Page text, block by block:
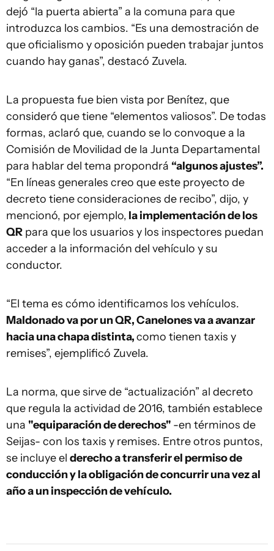
dejó “la puerta abierta” a la comuna para que
introduzca los cambios. “Es una demostración de
que oficialismo y oposición pueden trabajar juntos
cuando hay ganas”, destacó Zuvela.
La propuesta fue bien vista por Benítez, que
consideró que tiene “elementos valiosos”. De todas
formas, aclaró que, cuando se lo convoque a la
Comisión de Movilidad de la Junta Departamental
para hablar del tema propondrá “algunos ajustes”.
“En líneas generales creo que este proyecto de
decreto tiene consideraciones de recibo”, dijo, y
mencionó, por ejemplo, la implementación de los
QR para que los usuarios y los inspectores puedan
acceder a la información del vehículo y su
conductor.
“El tema es cómo identificamos los vehículos.
Maldonado va por un QR, Canelones va a avanzar
hacia una chapa distinta,como tienen taxis y
remises”, ejemplificó Zuvela.
La norma, que sirve de “actualización” al decreto
que regula la actividad de 2016, también establece
una "equiparación de derechos" -en términos de
Seijas- con los taxis y remises. Entre otros puntos,
se incluye el derecho a transferir el permiso de
conducción y la obligación de concurrir una vez al
año a un inspección de vehículo.